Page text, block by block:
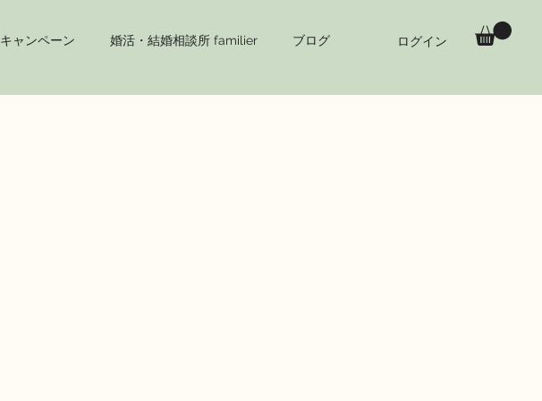
ログイン
キャンペーン 婚活・結婚相談所 familier ブログ